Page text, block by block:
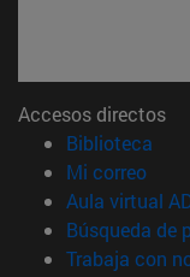
Accesos directos
Biblioteca
Mi correo
Aula virtual
Búsqueda de
Trabaja con